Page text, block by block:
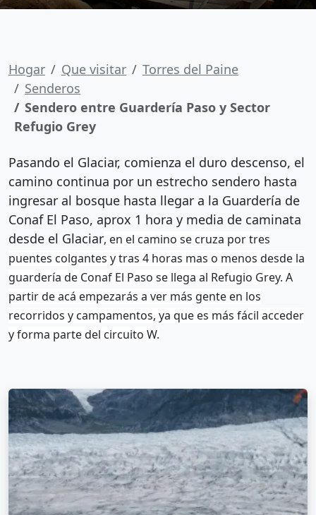
Hogar Que visitar
Torres del Paine
Senderos
Sendero entre Guardería Paso y Sector
Refugio Grey
Pasando el Glaciar, comienza el duro descenso, el
camino continua por un estrecho sendero hasta
ingresar al bosque hasta llegar a la Guardería de
Conaf El Paso, aprox 1 hora y media de caminata
desde el Glaciar, en el camino se cruza por tres
puentes colgantes y tras 4 horas mas o menos desde la
guardería de Conaf El Paso se llega al Refugio Grey. A
partir de acá empezarás a ver más gente en los
recorridos y campamentos, ya que es más fácil acceder
y forma parte del circuito W.